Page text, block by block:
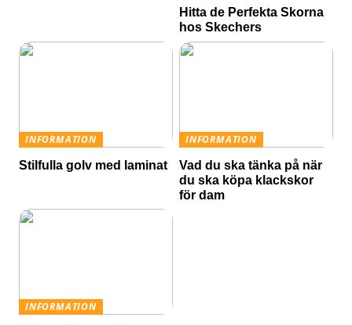
Hitta de Perfekta Skorna
hos Skechers
INFORMATION
Stilfulla golv med laminat
INFORMATION
Vad du ska tänka på när
du ska köpa klackskor
för dam
INFORMATION